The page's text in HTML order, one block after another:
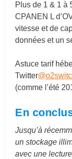
Plus de 1 & 1 à
CPANEN L
vitesse et de
données et un
Astuce tarif
Twitter@
(comme l’été
En
Jusqu’à
un stockage
avec une